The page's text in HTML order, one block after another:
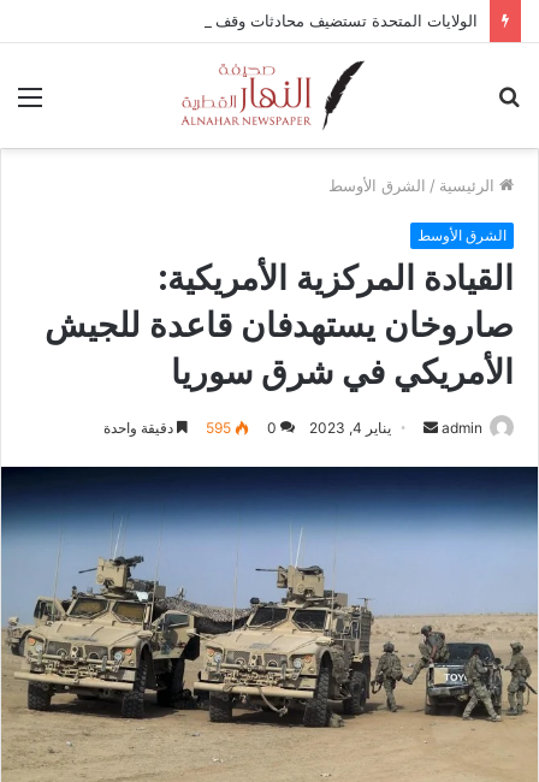
الرئيسية / الشرق الأوسط
الشرق الأوسط
القيادة المركزية الأمريكية:
صاروخان يستهدفان قاعدة للجيش
الأمريكي في شرق سوريا
admin
ل
د
ا
ل
يناير 4, 2023 0
595 دقيقة واحدة